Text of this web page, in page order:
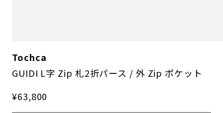
Tochca
GUIDI L字 Zip 札2折パース / 外 Zip ポケット
¥63,800